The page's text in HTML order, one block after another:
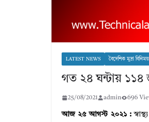
LATEST NEWS বৈদেশিক মুদ্রা
গত ২৪ ঘন্টায়
25/08/2021 admin 696
আজ ২৫ আগস্ট ২০২১ :